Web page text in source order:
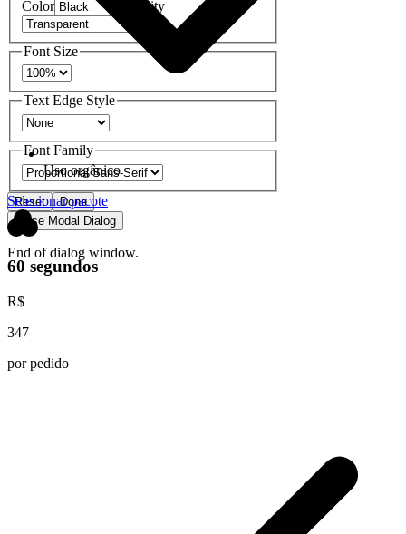
Color Opacity
Font Size
Text Edge Style
Font Family
Reset
Done
Close Modal Dialog
End of dialog window.
Uso orgânico
Selecionar pacote
60 segundos
R$
347
por pedido